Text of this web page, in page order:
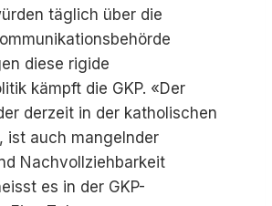
täglich über die
diese rigide
kämpft die GKP. «Der
derzeit in der katholischen
ist auch mangelnder
Nachvollziehbarkeit
es in der GKP-